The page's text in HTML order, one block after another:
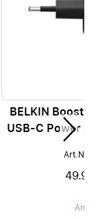
BELKIN
USB-C Power
Art.Nr.
49.90
An